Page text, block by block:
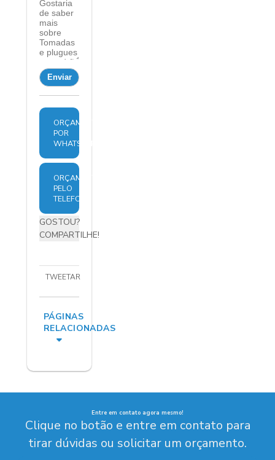
ORÇAMENTO
POR
WHATSAPP
ORÇAMENTO
PELO
TELEFONE
GOSTOU?
COMPARTILHE!
TWEETAR
PÁGINAS
RELACIONADAS
Entre em contato agora mesmo!
Clique no botão e entre em contato para
tirar dúvidas ou solicitar um orçamento.